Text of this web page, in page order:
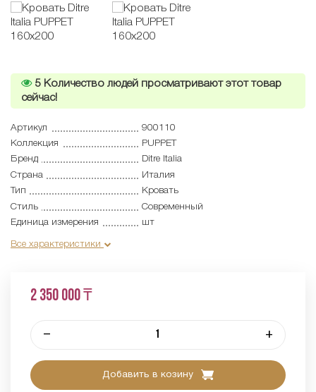
5 Количество людей просматривают этот товар
сейчас!
Артикул
900110
Коллекция
PUPPET
Бренд
Ditre Italia
Страна
Италия
Тип
Кровать
Стиль
Современный
Единица измерения
шт
Все характеристики
2 350 000 ₸
– +
Добавить в козину